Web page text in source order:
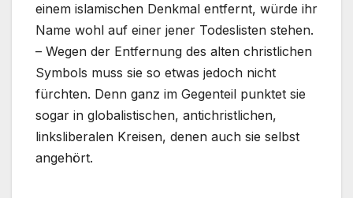
einem islamischen Denkmal entfernt, würde ihr
Name wohl auf einer jener Todeslisten stehen.
– Wegen der Entfernung des alten christlichen
Symbols muss sie so etwas jedoch nicht
fürchten. Denn ganz im Gegenteil punktet sie
sogar in globalistischen, antichristlichen,
linksliberalen Kreisen, denen auch sie selbst
angehört.